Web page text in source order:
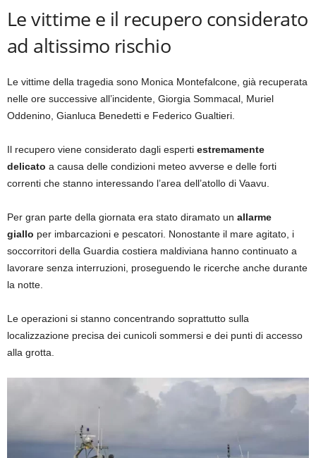
Le vittime e il recupero considerato
ad altissimo rischio
Le vittime della tragedia sono Monica Montefalcone, già recuperata
nelle ore successive all’incidente, Giorgia Sommacal, Muriel
Oddenino, Gianluca Benedetti e Federico Gualtieri.
Il recupero viene considerato dagli esperti estremamente
delicato a causa delle condizioni meteo avverse e delle forti
correnti che stanno interessando l’area dell’atollo di Vaavu.
Per gran parte della giornata era stato diramato un allarme
giallo per imbarcazioni e pescatori. Nonostante il mare agitato, i
soccorritori della Guardia costiera maldiviana hanno continuato a
lavorare senza interruzioni, proseguendo le ricerche anche durante
la notte.
Le operazioni si stanno concentrando soprattutto sulla
localizzazione precisa dei cunicoli sommersi e dei punti di accesso
alla grotta.